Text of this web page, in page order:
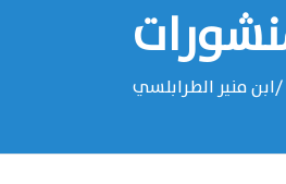
‌‌ابن منير الطرابلسي